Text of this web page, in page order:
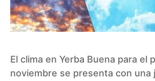
El clima en Yerba Buena para el
noviembre se presenta con una